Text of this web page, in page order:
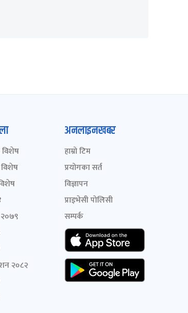
२०८२
अनलाइनखबर
हाम्रो टिम
प्रयोगका सर्त
विज्ञापन
प्राइभेसी पोलिसी
सम्पर्क